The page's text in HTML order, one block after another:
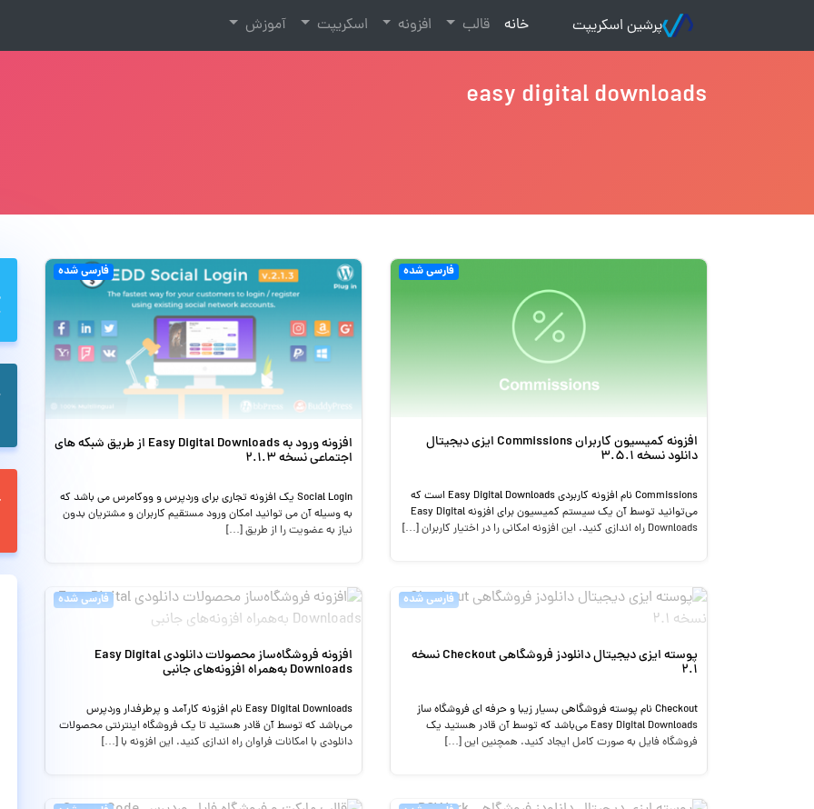
پرشین اسکریپت خانه
(current) قالب افزونه اسکریپت آموزش
easy digital downloads
فارسی شده
افزونه کمیسیون کاربران Commissions ایزی دیجیتال
دانلود نسخه 3.5.1
Commissions نام افزونه کاربردی Easy Digital Downloads است که
می‌توانید توسط آن یک سیستم کمیسیون برای افزونه Easy Digital
Downloads راه اندازی کنید. این افزونه امکانی را در اختیار کاربران […]
فارسی شده
افزونه ورود به Easy Digital Downloads از طریق شبکه های
اجتماعی نسخه 2.1.3
Social Login یک افزونه تجاری برای وردپرس و ووکامرس می باشد که
به وسیله آن می توانید امکان ورود مستقیم کاربران و مشتریان بدون
نیاز به عضویت را از طریق […]
فارسی شده
پوسته ایزی دیجیتال دانلودز فروشگاهی Checkout نسخه
2.1
Checkout نام پوسته فروشگاهی بسیار زیبا و حرفه ای فروشگاه ساز
Easy Digital Downloads می‌باشد که توسط آن قادر هستید یک
فروشگاه فایل به صورت کامل ایجاد کنید. همچنین این […]
فارسی شده
افزونه‌ فروشگاه‌ساز محصولات دانلودی Easy Digital
Downloads به‌همراه افزونه‌های جانبی
Easy Digital Downloads نام افزونه کارآمد و پرطرفدار وردپرس
می‌باشد که توسط آن قادر هستید تا یک فروشگاه اینترنتی محصولات
دانلودی با امکانات فراوان راه اندازی کنید. این افزونه با […]